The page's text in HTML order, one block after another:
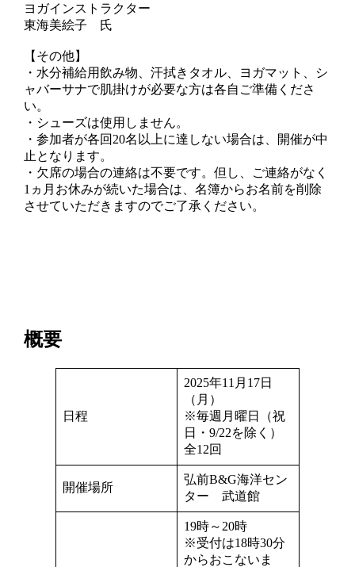
ヨガインストラクター
東海美絵子 氏
【その他】
・水分補給用飲み物、汗拭きタオル、ヨガマット、シ
ャバーサナで肌掛けが必要な方は各自ご準備くださ
い。
・シューズは使用しません。
・参加者が各回20名以上に達しない場合は、開催が中
止となります。
・欠席の場合の連絡は不要です。但し、ご連絡がなく
1ヵ月お休みが続いた場合は、名簿からお名前を削除
させていただきますのでご了承ください。
概要
日程
2025年11月17日
（月）
※毎週月曜日（祝
日・9/22を除く）
全12回
開催場所
弘前B&G海洋セン
ター 武道館
19時～20時
※受付は18時30分
からおこないま